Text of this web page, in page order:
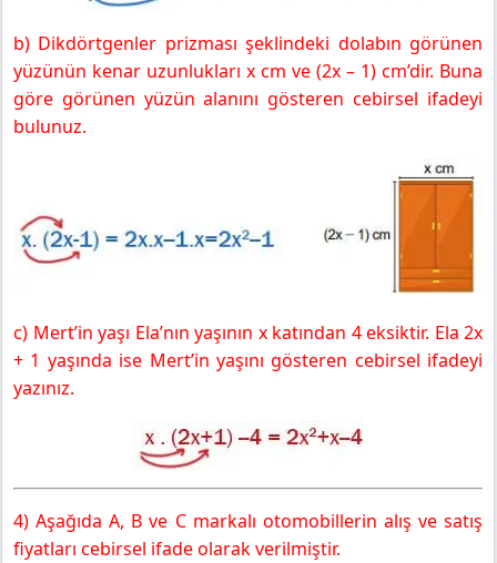
b) Dikdörtgenler prizması şeklindeki dolabın görünen
yüzünün kenar uzunlukları x cm ve (2x – 1) cm’dir. Buna
göre görünen yüzün alanını gösteren cebirsel ifadeyi
bulunuz.
c) Mert’in yaşı Ela’nın yaşının x katından 4 eksiktir. Ela 2x
+ 1 yaşında ise Mert’in yaşını gösteren cebirsel ifadeyi
yazınız.
4) Aşağıda A, B ve C markalı otomobillerin alış ve satış
fiyatları cebirsel ifade olarak verilmiştir.